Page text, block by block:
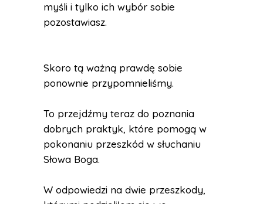
myśli i tylko ich wybór sobie
pozostawiasz.
Skoro tą ważną prawdę sobie
ponownie przypomnieliśmy.
To przejdźmy teraz do poznania
dobrych praktyk, które pomogą w
pokonaniu przeszkód w słuchaniu
Słowa Boga.
W odpowiedzi na dwie przeszkody,